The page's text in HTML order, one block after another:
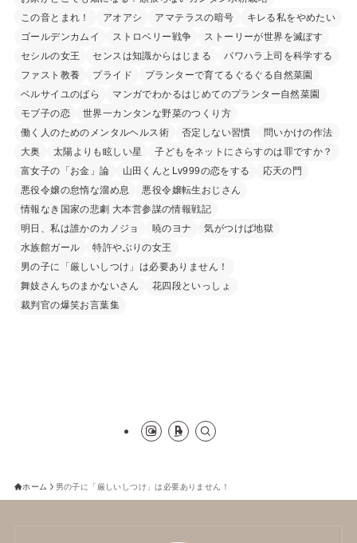
この音とまれ！
アオアシ アマテラスの暗号
キレる私をやめたい
ゴールデンカムイ
ストロベリー戦争
ストーリーが世界を滅ぼす
セシルの女王
センスは知識からはじまる
パワハラ上司を科学する
ファスト教養
プライド
プランターで育てるぐるぐる自然菜園
ベルサイユのばら
マンガでわかるはじめてのプランター自然菜園
モブ子の恋
世界一カンタンな野菜のつくり方
働く人のためのメンタルヘルス術
否定しない習慣
問いかけの作法
大奥
太陽よりも眩しい星
子どもをネットにさらすのは罪ですか？
富女子の「お金」論
山田くんとLv999の恋をする
応天の門
悪役令嬢の怠惰な溜め息
悪役令嬢転生おじさん
情報なき国家の悲劇 大本営参謀の情報戦記
明日、私は誰かのカノジョ
暁のヨナ
気がつけば地獄
水族館ガール
特許やぶりの女王
男の子に「厳しいしつけ」は必要ありません！
舞妓さんちのまかないさん
花四段といっしょ
裁判官の爆笑お言葉集
ホーム 男の子に「厳しいしつけ」は必要ありません！